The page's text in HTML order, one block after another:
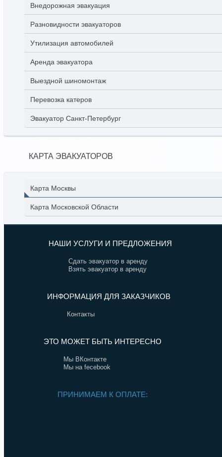
Внедорожная эвакуация
Разновидности эвакуаторов
Утилизация автомобилей
Аренда эвакуатора
Выездной шиномонтаж
Перевозка катеров
Эвакуатор Санкт-Петербург
КАРТА ЭВАКУАТОРОВ
Карта Москвы
Карта Московской Области
НАШИ УСЛУГИ И ПРЕДЛОЖЕНИЯ
Сдать эвакуатор в аренду
Взять эвакуатор в аренду
ИНФОРМАЦИЯ ДЛЯ ЗАКАЗЧИКОВ
Контакты
ЭТО МОЖЕТ БЫТЬ ИНТЕРЕСНО
Мы ВКонтакте
Мы на fecebook
ПРИНИМАЕМ К ОПЛАТЕ: